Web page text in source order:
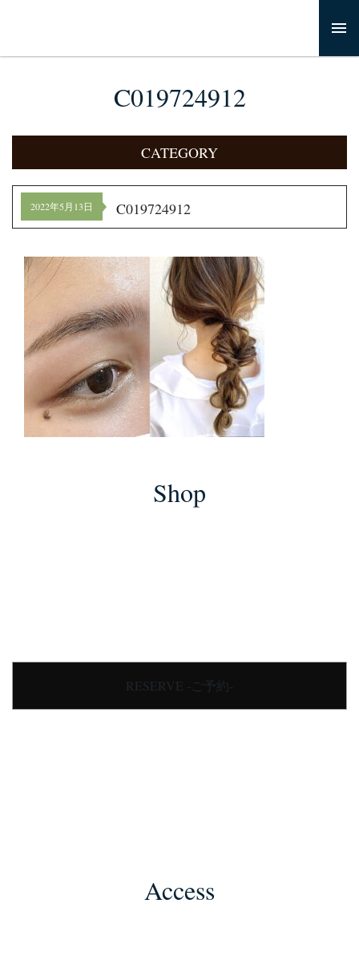
C019724912
CATEGORY
2022年5月13日 C019724912
Shop
RESERVE -ご予約-
Access